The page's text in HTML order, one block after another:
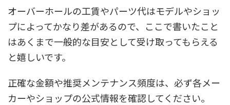
オーバーホールの工賃やパーツ代はモデルやショッ
プによってかなり差があるので、
ここで書いたこと
はあくまで一般的な目安として受け取ってもらえる
と嬉しいです。
正確な金額や推奨メンテナンス頻度は、必ず各メー
カーやショップの公式情報を確認してください。